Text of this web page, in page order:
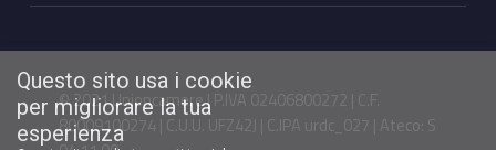
© 2021 Unioncamere | P.IVA 02406800272 | C.F.
80009100274 | C.U.U. UFZ42J | C.IPA urdc_027 | Ateco: S
Questo sito usa i cookie
per migliorare la tua
esperienza